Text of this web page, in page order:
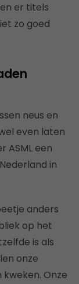
er titels
zo goed
neus en
even laten
ASML een
in
anders
op het
is als
onze
Onze